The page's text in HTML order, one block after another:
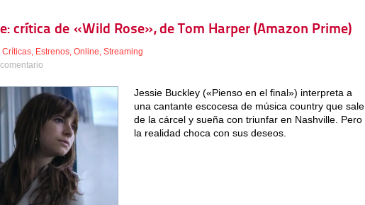
crítica de «Wild Rose», de Tom Harper (Amazon Prime)
Críticas, Estrenos, Online, Streaming
Jessie Buckley («Pienso en el final») interpreta a
una cantante escocesa de música country que sale
de la cárcel y sueña con triunfar en Nashville. Pero
la realidad choca con sus deseos.